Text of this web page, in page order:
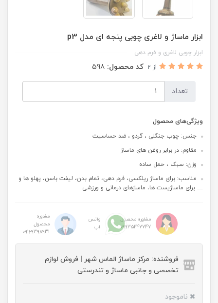
ابزار ماساژ و لاغری چوبی پنجه ای مدل p3
ابزار چوبی لاغری و فرم دهی
از 2 کد محصول: 598
تعداد
ویژگی‌های محصول
جنس: چوب جنگلی ، گردو ، ضد حساسیت
مقاوم: در برابر روغن های ماساژ
وزن: سبک ، حمل ساده
مناسب: برای ماساژ ریلکسی، فرم دهی، تمام بدن، لیفت باسن، پهلو ها و
… برای ماساژیست ها، ماسازهای درمانی و ورزشی
مشاوره محصول
09935247747
واتس
اپ
مشاوره
محصول
09169398931
فروشنده: مرکز ماساژ الماس شهر | فروش لوازم
تخصصی و جانبی ماساژ و تندرستی
ناموجود